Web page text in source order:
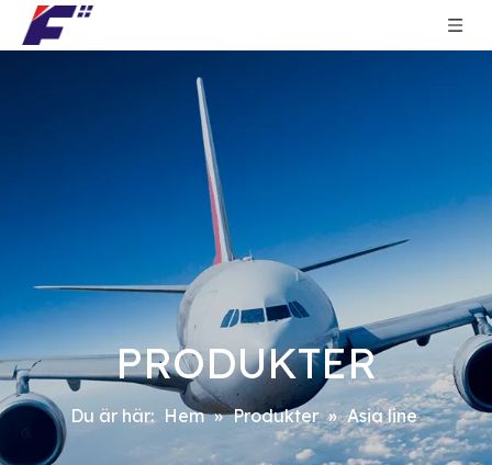
PRODUKTER
Du är här: Hem » Produkter » Asia line